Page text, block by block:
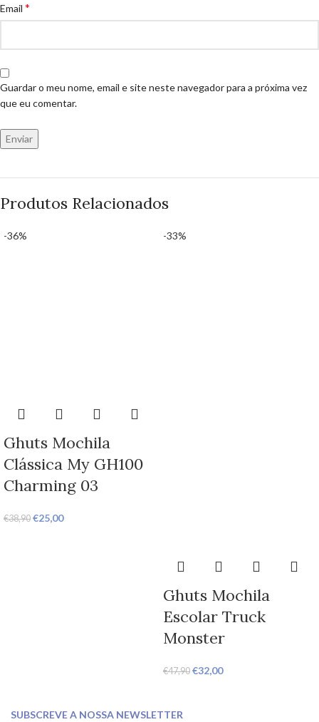
Email *
Guardar o meu nome, email e site neste navegador para a próxima vez
que eu comentar.
Produtos Relacionados
-36%
Ghuts Mochila
Clássica My GH100
Charming 03
€38,90 €25,00
-33%
Ghuts Mochila
Escolar Truck
Monster
€47,90 €32,00
SUBSCREVE A NOSSA NEWSLETTER